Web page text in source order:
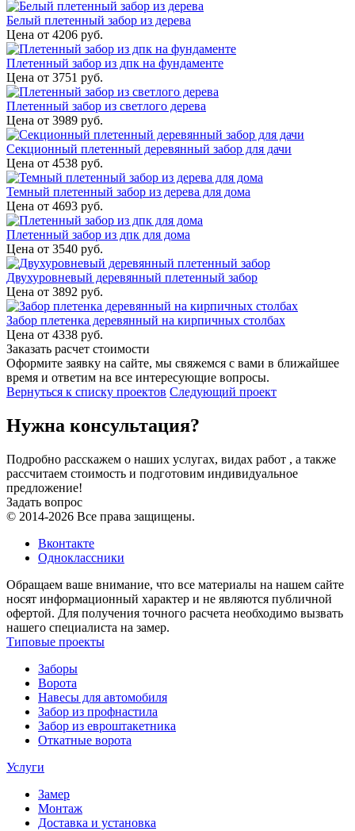
Белый плетенный забор из дерева
Цена от 4206 руб.
Плетенный забор из дпк на фундаменте
Цена от 3751 руб.
Плетенный забор из светлого дерева
Цена от 3989 руб.
Секционный плетенный деревянный забор для дачи
Цена от 4538 руб.
Темный плетенный забор из дерева для дома
Цена от 4693 руб.
Плетенный забор из дпк для дома
Цена от 3540 руб.
Двухуровневый деревянный плетенный забор
Цена от 3892 руб.
Забор плетенка деревянный на кирпичных столбах
Цена от 4338 руб.
Заказать расчет стоимости
Оформите заявку на сайте, мы свяжемся с вами в ближайшее
время и ответим на все интересующие вопросы.
Вернуться к списку проектов Следующий проект
Нужна консультация?
Подробно расскажем о наших услугах, видах работ , а также
рассчитаем стоимость и подготовим индивидуальное
предложение!
Задать вопрос
© 2014-2026 Все права защищены.
Вконтакте
Одноклассники
Обращаем ваше внимание, что все материалы на нашем сайте
носят информационный характер и не являются публичной
офертой. Для получения точного расчета необходимо вызвать
нашего специалиста на замер.
Типовые проекты
Заборы
Ворота
Навесы для автомобиля
Забор из профнастила
Забор из евроштакетника
Откатные ворота
Услуги
Замер
Монтаж
Доставка и установка